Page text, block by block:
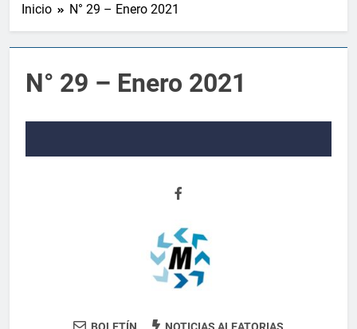
Inicio N° 29 – Enero 2021
N° 29 – Enero 2021